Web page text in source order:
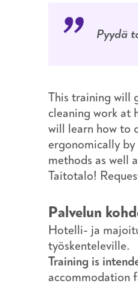
Pyydä
This training will
cleaning work at
will learn how to
ergonomically
methods as well
Taitotalo!
Palvelun
Hotelli- ja
työskenteleville.
Training is
accommodation